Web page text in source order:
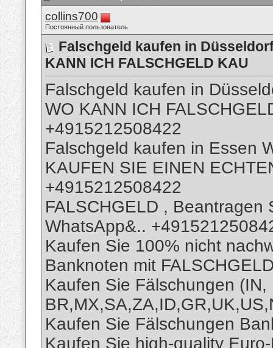
collins700
Постоянный пользователь
Falschgeld kaufen in
KANN ICH FALSCHGELD KAU
Falschgeld kaufen in
WO KANN ICH
+4915212508422
Falschgeld kaufen in Essen
KAUFEN SIE EINEN
+4915212508422
FALSCHGELD , Beantragen
WhatsApp&..
Kaufen Sie 100% nicht
Banknoten mit
Kaufen Sie Fälschungen (IN,
Kaufen Sie Fälschungen
Kaufen Sie high-quality